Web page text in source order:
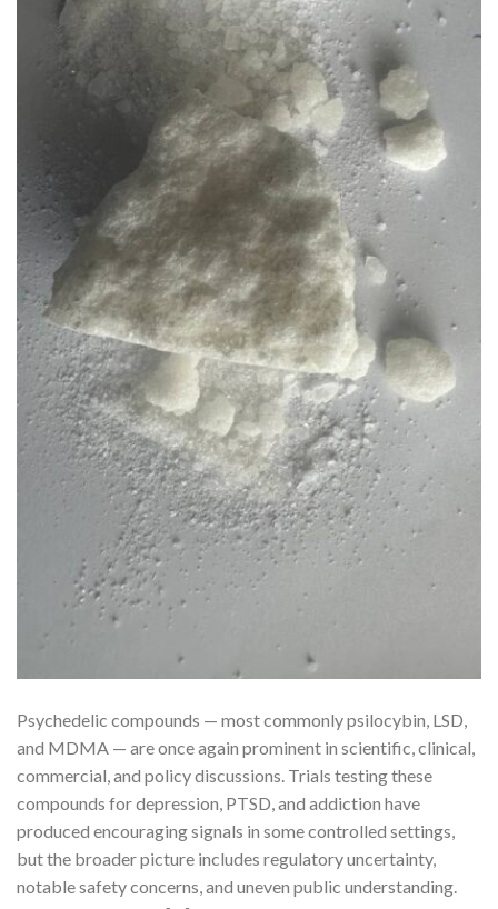
Psychedelic compounds — most commonly psilocybin, LSD,
and MDMA — are once again prominent in scientific, clinical,
commercial, and policy discussions. Trials testing these
compounds for depression, PTSD, and addiction have
produced encouraging signals in some controlled settings,
but the broader picture includes regulatory uncertainty,
notable safety concerns, and uneven public understanding.